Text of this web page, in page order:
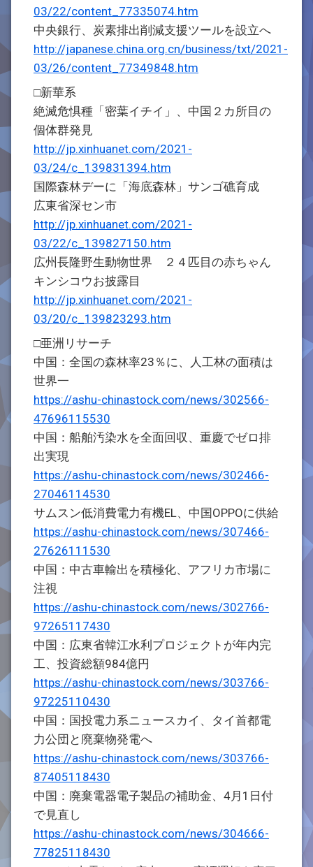
03/22/content_77335074.htm
中央銀行、炭素排出削減支援ツールを設立へ
http://japanese.china.org.cn/business/txt/2021-
03/26/content_77349848.htm
□新華系
絶滅危惧種「密葉イチイ」、中国２カ所目の
個体群発見
http://jp.xinhuanet.com/2021-
03/24/c_139831394.htm
国際森林デーに「海底森林」サンゴ礁育成
広東省深セン市
http://jp.xinhuanet.com/2021-
03/22/c_139827150.htm
広州長隆野生動物世界 ２４匹目の赤ちゃん
キンシコウお披露目
http://jp.xinhuanet.com/2021-
03/20/c_139823293.htm
□亜洲リサーチ
中国：全国の森林率23％に、人工林の面積は
世界一
https://ashu-chinastock.com/news/302566-
47696115530
中国：船舶汚染水を全面回収、重慶でゼロ排
出実現
https://ashu-chinastock.com/news/302466-
27046114530
サムスン低消費電力有機EL、中国OPPOに供給
https://ashu-chinastock.com/news/307466-
27626111530
中国：中古車輸出を積極化、アフリカ市場に
注視
https://ashu-chinastock.com/news/302766-
97265117430
中国：広東省韓江水利プロジェクトが年内完
工、投資総額984億円
https://ashu-chinastock.com/news/303766-
97225110430
中国：国投電力系ニュースカイ、タイ首都電
力公団と廃棄物発電へ
https://ashu-chinastock.com/news/303766-
87405118430
中国：廃棄電器電子製品の補助金、4月1日付
で見直し
https://ashu-chinastock.com/news/304666-
77825118430